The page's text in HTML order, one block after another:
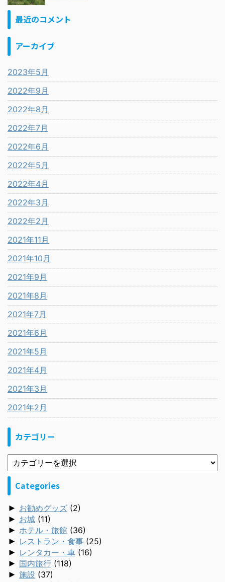
最近のコメント
アーカイブ
2023年5月
2022年9月
2022年8月
2022年7月
2022年6月
2022年5月
2022年4月
2022年3月
2022年2月
2021年11月
2021年10月
2021年9月
2021年8月
2021年7月
2021年6月
2021年5月
2021年4月
2021年3月
2021年2月
カテゴリー
Categories
► お勧めグッズ (2)
► お城 (11)
► ホテル・旅館 (36)
► レストラン・食事 (25)
► レンタカー・車 (16)
► 国内旅行 (118)
► 施設 (37)